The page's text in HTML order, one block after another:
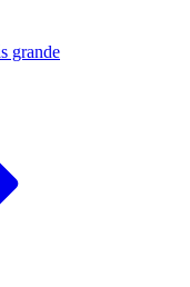
grande